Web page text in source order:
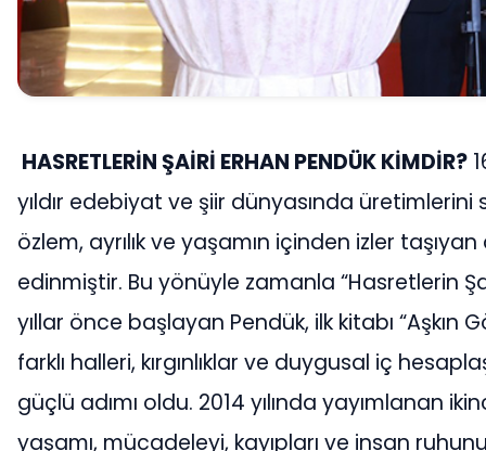
HASRETLERİN ŞAİRİ ERHAN PENDÜK KİMDİR?
yıldır edebiyat ve şiir dünyasında
özlem, ayrılık ve yaşamın içinden izler
edinmiştir. Bu yönüyle zamanla “Hasretlerin
yıllar önce başlayan Pendük, ilk kitabı “Aşkın
farklı halleri, kırgınlıklar ve duygusal iç
güçlü adımı oldu. 2014 yılında yayımlanan
yaşamı, mücadeleyi, kayıpları ve insan